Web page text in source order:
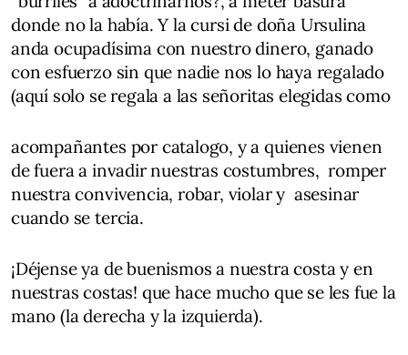
donde no la había. Y la cursi de doña Ursulina
anda ocupadísima con nuestro dinero, ganado
con esfuerzo sin que nadie nos lo haya regalado
(aquí solo se regala a las señoritas elegidas como
acompañantes por catalogo, y a quienes vienen
de fuera a invadir nuestras costumbres, romper
nuestra convivencia, robar, violar y asesinar
cuando se tercia.
¡Déjense ya de buenismos a nuestra costa y en
nuestras costas! que hace mucho que se les fue la
mano (la derecha y la izquierda).